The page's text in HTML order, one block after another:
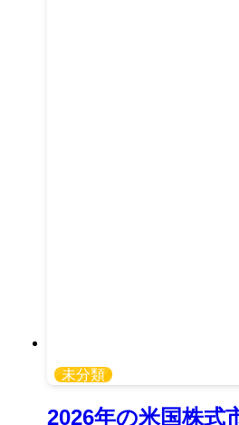
未分類
2026年の米国株式